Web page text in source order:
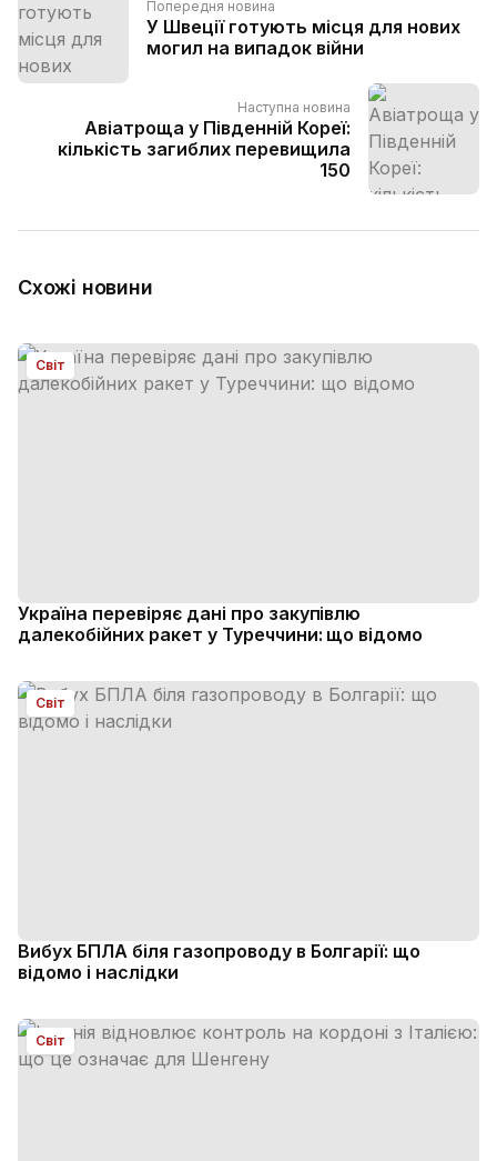
Попередня новина
У Швеції готують місця для нових
могил на випадок війни
Наступна новина
Авіатроща у Південній Кореї:
кількість загиблих перевищила
150
Схожі новини
Світ
Україна перевіряє дані про закупівлю
далекобійних ракет у Туреччини: що відомо
Світ
Вибух БПЛА біля газопроводу в Болгарії: що
відомо і наслідки
Світ